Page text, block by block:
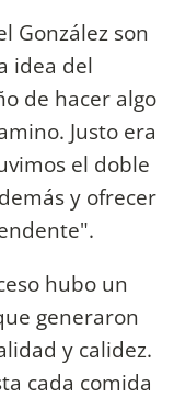
González son
idea del
de hacer algo
Justo era
el doble
y ofrecer
hubo un
generaron
y calidez.
cada comida